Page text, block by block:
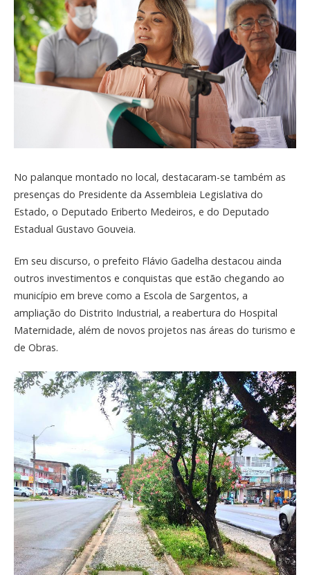
No palanque montado no local, destacaram-se também as
presenças do Presidente da Assembleia Legislativa do
Estado, o Deputado Eriberto Medeiros, e do Deputado
Estadual Gustavo Gouveia.
Em seu discurso, o prefeito Flávio Gadelha destacou ainda
outros investimentos e conquistas que estão chegando ao
município em breve como a Escola de Sargentos, a
ampliação do Distrito Industrial, a reabertura do Hospital
Maternidade, além de novos projetos nas áreas do turismo e
de Obras.